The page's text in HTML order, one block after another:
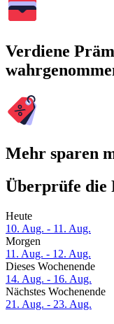
Verdiene
Mehr sparen
Überprüfe die
Heute
10. Aug. - 11. Aug.
Morgen
11. Aug. - 12. Aug.
Dieses Wochenende
14. Aug. - 16. Aug.
Nächstes Wochenende
21. Aug. - 23. Aug.